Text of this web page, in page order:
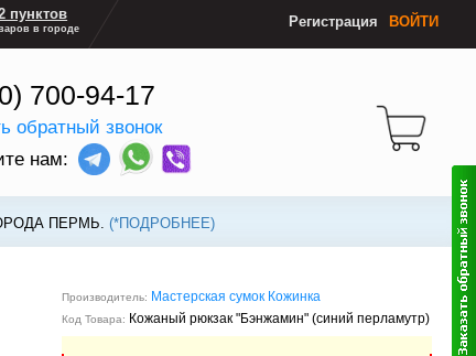
пунктов
в городе Регистрация ВОЙТИ
700-94-17
обратный звонок
нам:
ПЕРМЬ. (*ПОДРОБНЕЕ)
Производитель: Мастерская сумок Кожинка
Код Товара: Кожаный рюкзак "Бэнжамин" (синий перламутр)